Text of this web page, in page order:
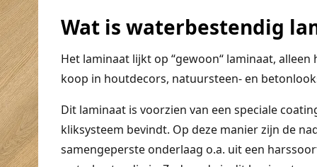
Wat is waterbestendig
Het laminaat lijkt op “gewoon“ laminaat,
koop in houtdecors, natuursteen- en
Dit laminaat is voorzien van een speciale
kliksysteem bevindt. Op deze manier zijn de
samengeperste onderlaag o.a. uit een